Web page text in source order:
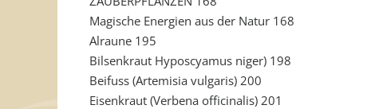
Magische Energien aus der Natur 168
Alraune 195
Bilsenkraut Hyposcyamus niger) 198
Beifuss (Artemisia vulgaris) 200
Eisenkraut (Verbena officinalis) 201